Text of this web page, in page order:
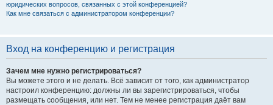
юридических вопросов, связанных с этой конференцией?
Как мне связаться с администратором конференции?
Вход на конференцию и регистрация
Зачем мне нужно регистрироваться?
Вы можете этого и не делать. Всё зависит от того, как администратор
настроил конференцию: должны ли вы зарегистрироваться, чтобы
размещать сообщения, или нет. Тем не менее регистрация даёт вам